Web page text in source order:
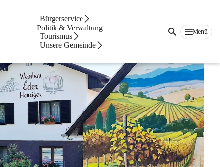
Bürgerservice
Politik & Verwaltung
Tourismus
Unsere Gemeinde
Menü
Gastronomie in der
Gemeinde
Heurigenrestaurant Eder